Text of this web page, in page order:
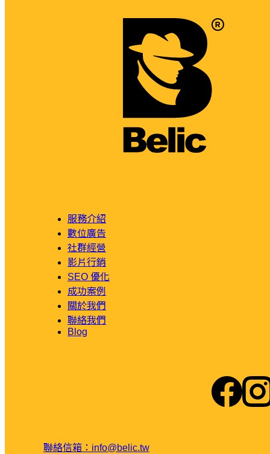
服務介紹
數位廣告
社群經營
影片行銷
SEO 優化
成功案例
關於我們
聯絡我們
Blog
聯絡信箱：info@belic.tw